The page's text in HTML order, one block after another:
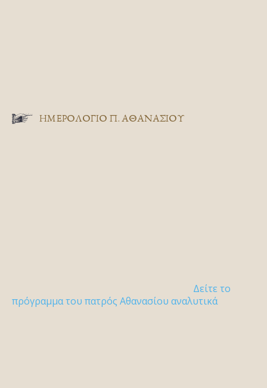
ΗΜΕΡΟΛΟΓΙΟ Π. ΑΘΑΝΑΣΙΟΥ
Δείτε το
πρόγραμμα του πατρός Αθανασίου αναλυτικά